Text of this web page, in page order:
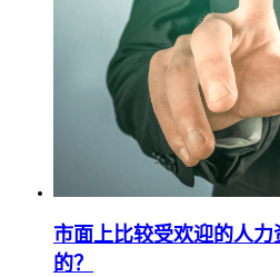
市面上比较受欢迎的人
的？